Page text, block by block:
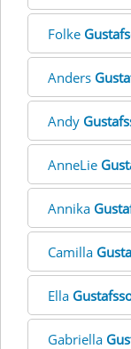
Folke
Anders
Andy
AnneLie
Annika
Camilla
Ella
Gabriella